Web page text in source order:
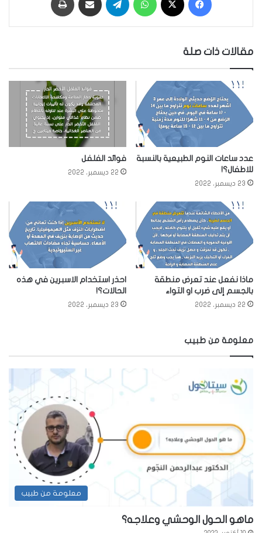
مقالات ذات صلة
عدد ساعات النوم الطبيعية بالنسبة
للاطفال؟!
23 ديسمبر، 2022
فوائد الفلفل
22 ديسمبر، 2022
ماذا نفعل عند تعرض منطقة
بالجسم إلى ضرب او التواء
22 ديسمبر، 2022
احذر استخدام الاسبرين في هذه
الحالات؟!
23 ديسمبر، 2022
معلومة من طبيب
معلومة من طبيب
ماهو الحول الوحشي وعلاجه؟